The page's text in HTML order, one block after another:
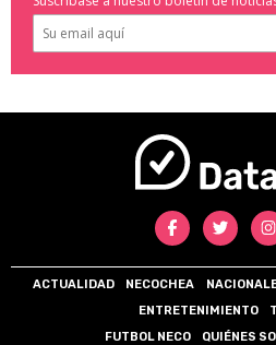
ACTUALIDAD NECOCHEA
ENTRETENIMIENTO
FUTBOL NECO
QUIÉNES